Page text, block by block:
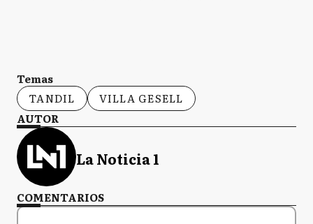
Temas
TANDIL
VILLA GESELL
AUTOR
La Noticia 1
COMENTARIOS